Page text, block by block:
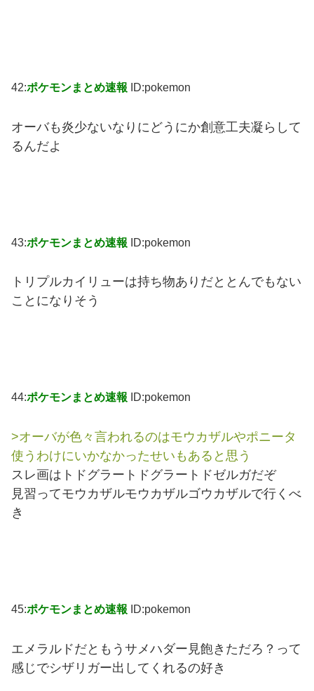
42:ポケモンまとめ速報 ID:pokemon
オーバも炎少ないなりにどうにか創意工夫凝らして
るんだよ
43:ポケモンまとめ速報 ID:pokemon
トリプルカイリューは持ち物ありだととんでもない
ことになりそう
44:ポケモンまとめ速報 ID:pokemon
>オーバが色々言われるのはモウカザルやポニータ
使うわけにいかなかったせいもあると思う
スレ画はトドグラートドグラートドゼルガだぞ
見習ってモウカザルモウカザルゴウカザルで行くべ
き
45:ポケモンまとめ速報 ID:pokemon
エメラルドだともうサメハダー見飽きただろ？って
感じでシザリガー出してくれるの好き